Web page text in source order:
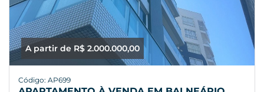
A partir de R$ 2.000.000,00
Código: AP699